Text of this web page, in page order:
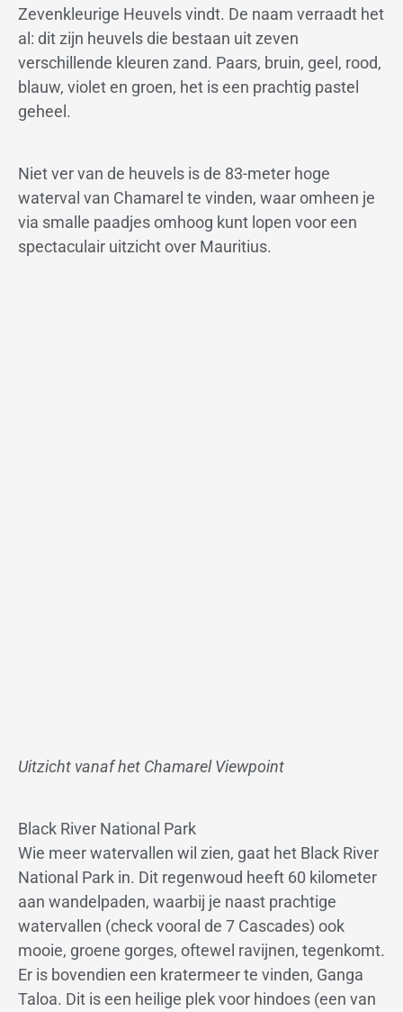
Zevenkleurige Heuvels vindt. De naam verraadt het
al: dit zijn heuvels die bestaan uit zeven
verschillende kleuren zand. Paars, bruin, geel, rood,
blauw, violet en groen, het is een prachtig pastel
geheel.
Niet ver van de heuvels is de 83-meter hoge
waterval van Chamarel te vinden, waar omheen je
via smalle paadjes omhoog kunt lopen voor een
spectaculair uitzicht over Mauritius.
Uitzicht vanaf het Chamarel Viewpoint
Black River National Park
Wie meer watervallen wil zien, gaat het Black River
National Park in. Dit regenwoud heeft 60 kilometer
aan wandelpaden, waarbij je naast prachtige
watervallen (check vooral de 7 Cascades) ook
mooie, groene gorges, oftewel ravijnen, tegenkomt.
Er is bovendien een kratermeer te vinden, Ganga
Taloa. Dit is een heilige plek voor hindoes (een van